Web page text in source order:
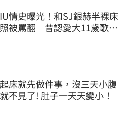
IU情史曝光！和SJ銀赫半裸床
照被罵翻 昔認愛大11歲歌
起床就先做件事，沒三天小腹
就不見了! 肚子一天天變小！